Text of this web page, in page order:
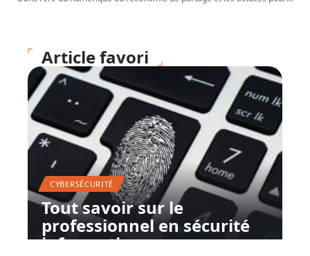
Article favori
CYBERSÉCURITÉ
Tout savoir sur le
professionnel en sécurité
informatique